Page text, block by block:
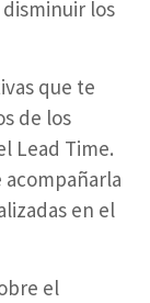
los
que te
de los
Lead Time.
en el
el